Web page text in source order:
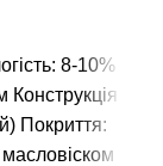
8-10%
Покриття: